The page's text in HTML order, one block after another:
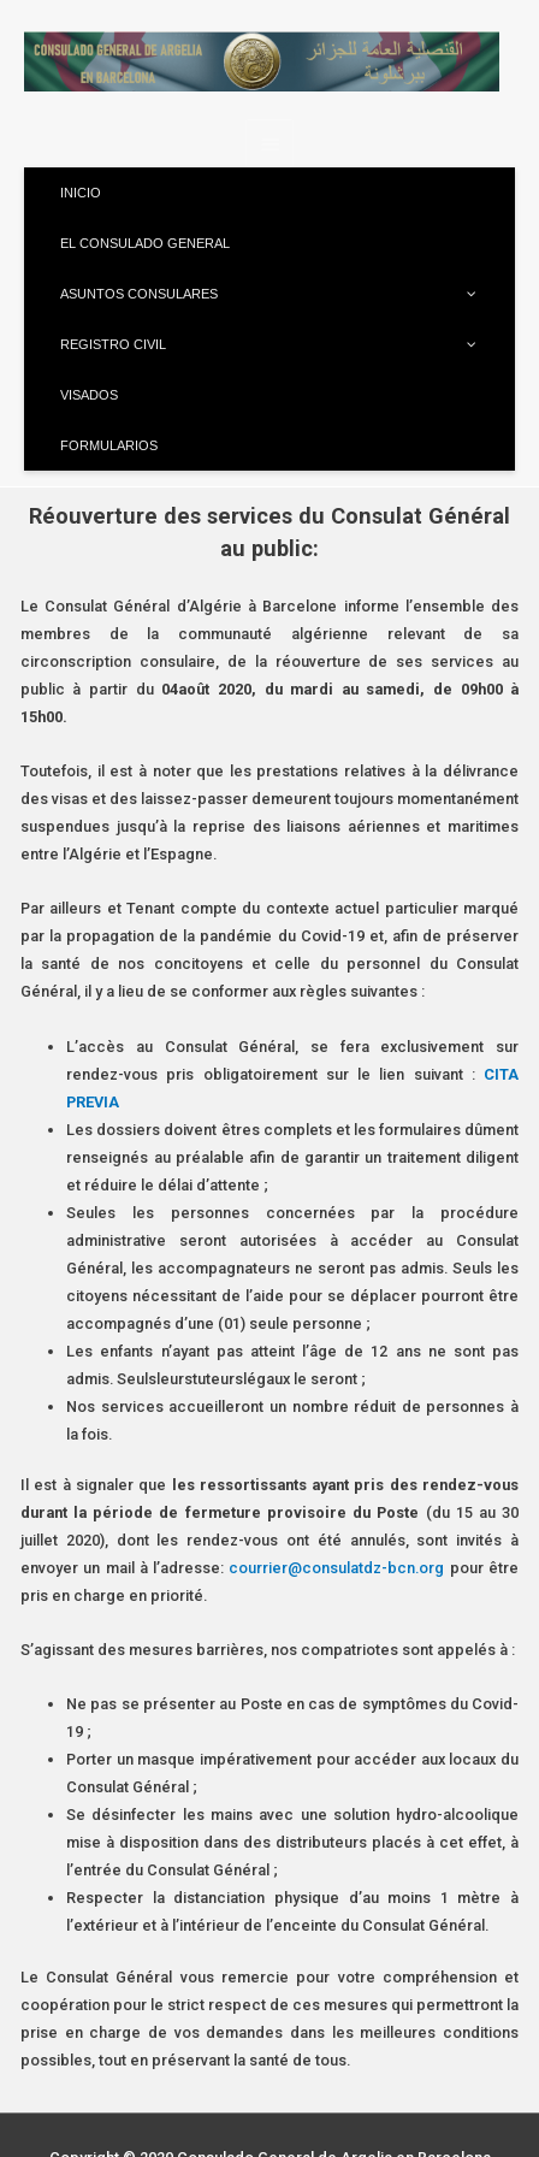
INICIO
EL CONSULADO GENERAL
ASUNTOS CONSULARES
REGISTRO CIVIL
VISADOS
FORMULARIOS
Réouverture des services du Consulat Général
au public:
Le Consulat Général d’Algérie à Barcelone informe l’ensemble des
membres de la communauté algérienne relevant de sa
circonscription consulaire, de la réouverture de ses services au
public à partir du 04août 2020, du mardi au samedi, de 09h00 à
15h00.
Toutefois, il est à noter que les prestations relatives à la délivrance
des visas et des laissez-passer demeurent toujours momentanément
suspendues jusqu’à la reprise des liaisons aériennes et maritimes
entre l’Algérie et l’Espagne.
Par ailleurs et Tenant compte du contexte actuel particulier marqué
par la propagation de la pandémie du Covid-19 et, afin de préserver
la santé de nos concitoyens et celle du personnel du Consulat
Général, il y a lieu de se conformer aux règles suivantes :
L’accès au Consulat Général, se fera exclusivement sur
rendez-vous pris obligatoirement sur le lien suivant : CITA
PREVIA
Les dossiers doivent êtres complets et les formulaires dûment
renseignés au préalable afin de garantir un traitement diligent
et réduire le délai d’attente ;
Seules les personnes concernées par la procédure
administrative seront autorisées à accéder au Consulat
Général, les accompagnateurs ne seront pas admis. Seuls les
citoyens nécessitant de l’aide pour se déplacer pourront être
accompagnés d’une (01) seule personne ;
Les enfants n’ayant pas atteint l’âge de 12 ans ne sont pas
admis. Seulsleurstuteurslégaux le seront ;
Nos services accueilleront un nombre réduit de personnes à
la fois.
Il est à signaler que les ressortissants ayant pris des rendez-vous
durant la période de fermeture provisoire du Poste (du 15 au 30
juillet 2020), dont les rendez-vous ont été annulés, sont invités à
envoyer un mail à l’adresse: courrier@consulatdz-bcn.org pour être
pris en charge en priorité.
S’agissant des mesures barrières, nos compatriotes sont appelés à :
Ne pas se présenter au Poste en cas de symptômes du Covid-
19 ;
Porter un masque impérativement pour accéder aux locaux du
Consulat Général ;
Se désinfecter les mains avec une solution hydro-alcoolique
mise à disposition dans des distributeurs placés à cet effet, à
l’entrée du Consulat Général ;
Respecter la distanciation physique d’au moins 1 mètre à
l’extérieur et à l’intérieur de l’enceinte du Consulat Général.
Le Consulat Général vous remercie pour votre compréhension et
coopération pour le strict respect de ces mesures qui permettront la
prise en charge de vos demandes dans les meilleures conditions
possibles, tout en préservant la santé de tous.